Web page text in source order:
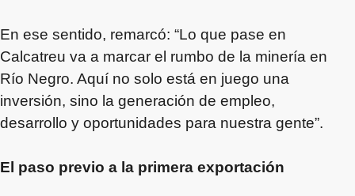
En ese sentido, remarcó: “Lo que pase en
Calcatreu va a marcar el rumbo de la minería en
Río Negro. Aquí no solo está en juego una
inversión, sino la generación de empleo,
desarrollo y oportunidades para nuestra gente”.
El paso previo a la primera exportación